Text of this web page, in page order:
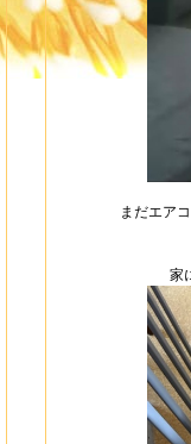
まだエア
家